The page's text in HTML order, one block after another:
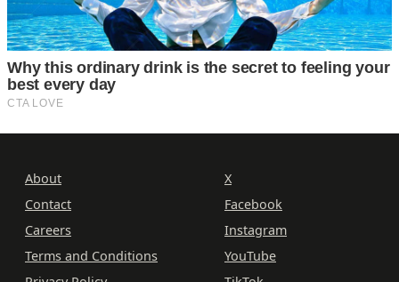
About
Contact
Careers
Terms and Conditions
X
Facebook
Instagram
YouTube